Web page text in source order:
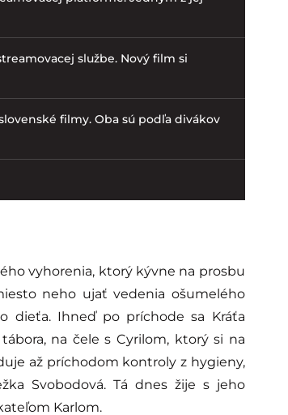
službe. Nový film si
filmy. Oba sú podľa divákov
vyhorenia, ktorý kývne na prosbu
neho ujať vedenia ošumelého
dieťa. Ihneď po príchode sa Kráťa
na čele s Cyrilom, ktorý si na
až príchodom kontroly z hygieny,
Svobodová. Tá dnes žije s jeho
Karlom.